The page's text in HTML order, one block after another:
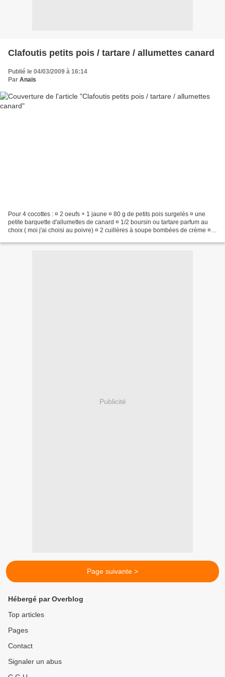
Clafoutis petits pois / tartare / allumettes canard
Publié le 04/03/2009 à 16:14
Par Anaïs
Pour 4 cocottes : ¤ 2 oeufs + 1 jaune ¤ 80 g de petits pois surgelés ¤ une
petite barquette d'allumettes de canard ¤ 1/2 boursin ou tartare parfum au
choix ( moi j'ai choisi au poivre) ¤ 2 cuillères à soupe bombées de crème ¤ à
Publicité
Page suivante >
Hébergé par Overblog
Top articles
Pages
Contact
Signaler un abus